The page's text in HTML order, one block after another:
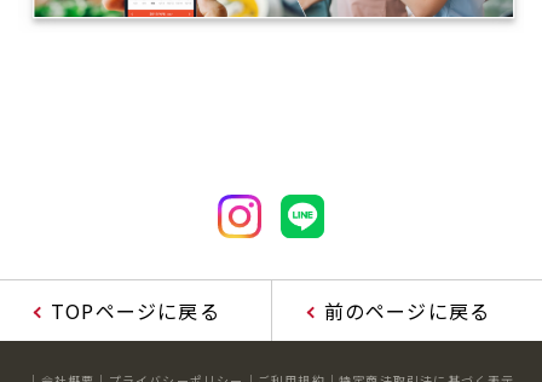
TOPページに戻る 前のページに戻る